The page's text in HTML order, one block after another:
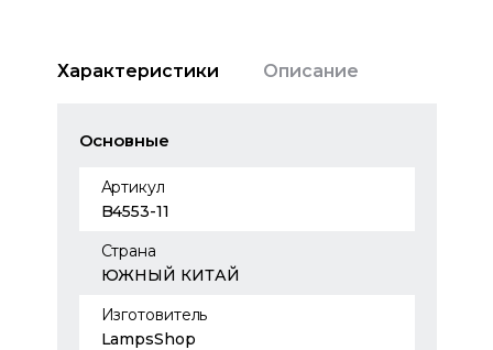
Характеристики Описание
Основные
Артикул
B4553-11
Страна
ЮЖНЫЙ КИТАЙ
Изготовитель
LampsShop